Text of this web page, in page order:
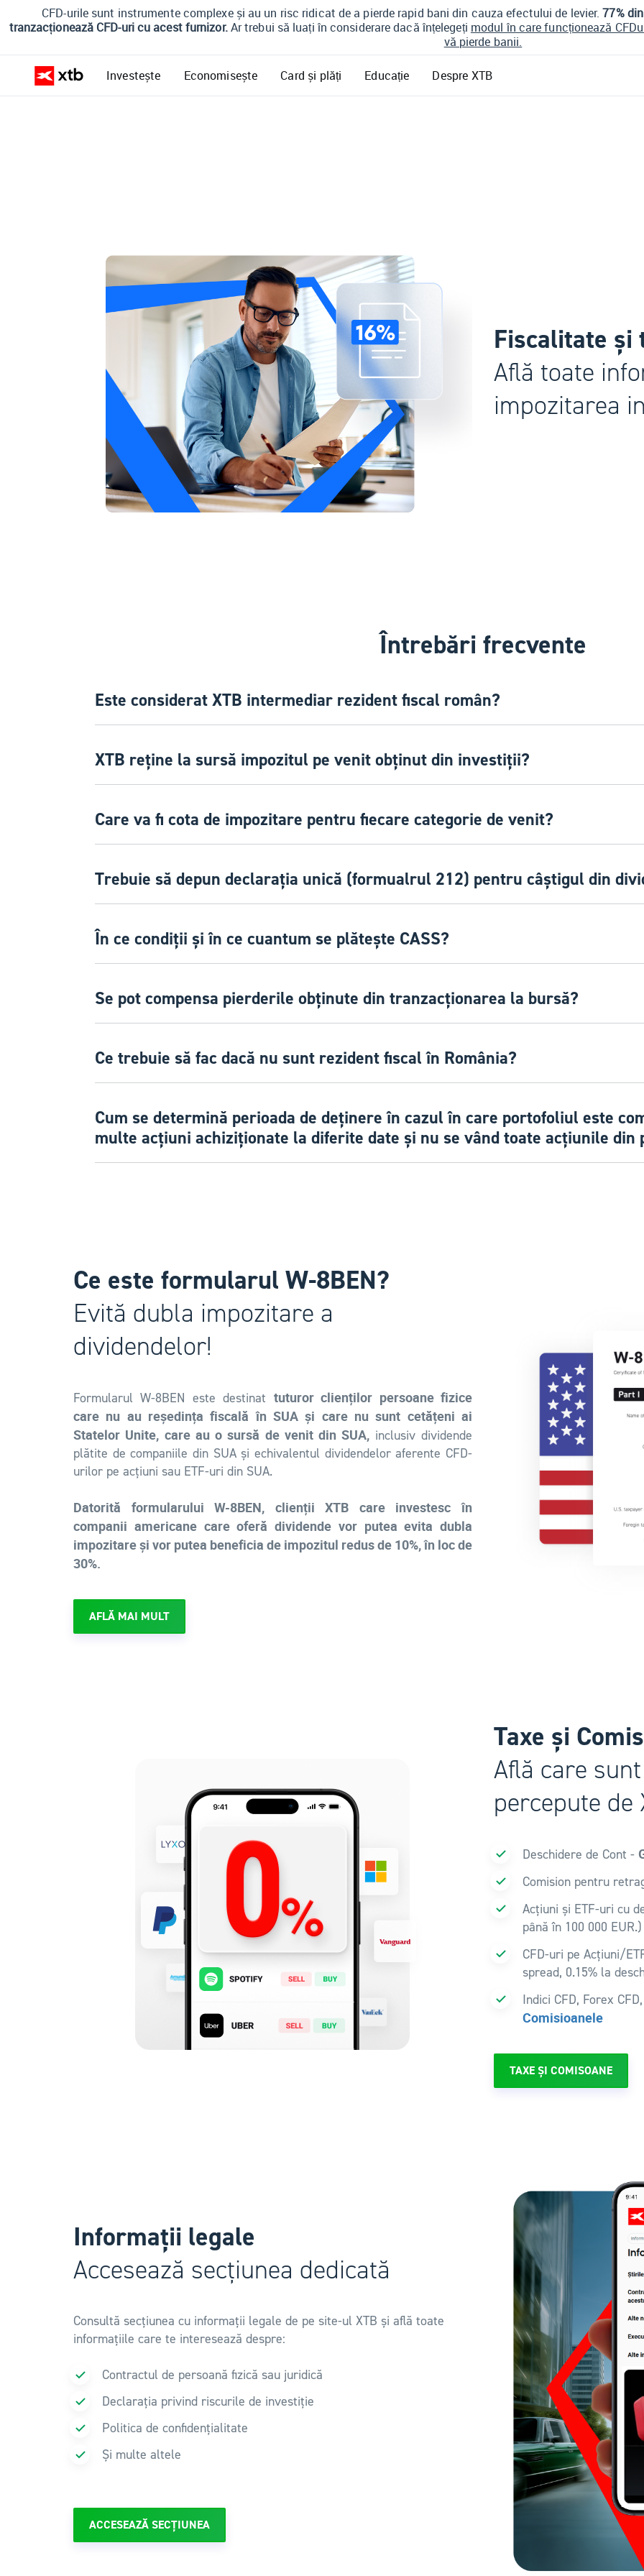
CFD-urile sunt instrumente complexe și au un risc ridicat de a pierde rapid bani din cauza efectului de levier. 77%
tranzacționează CFD-uri cu acest furnizor.Ar trebui să luați în considerare dacă înțelegeți modul în care funcționează
vă pierde banii.
Investește Economisește Card și plăți Educație Despre XTB
Fiscalitate și
Află toate
impozitarea
Întrebări frecvente
Este considerat XTB intermediar rezident fiscal român?
XTB reține la sursă impozitul pe venit obținut din investiții?
Care va fi cota de impozitare pentru fiecare categorie de venit?
Trebuie să depun declarația unică (formualrul 212) pentru câștigul din
În ce condiții și în ce cuantum se plătește CASS?
Se pot compensa pierderile obținute din tranzacționarea la bursă?
Ce trebuie să fac dacă nu sunt rezident fiscal în România?
Cum se determină perioada de deținere în cazul în care portofoliul este
multe acțiuni achiziționate la diferite date și nu se vând toate acțiunile din
Ce este formularul W-8BEN?
Evită dubla impozitare a
dividendelor!
Formularul W-8BEN este destinat tuturor clienților persoane fizice
care nu au reședința fiscală în SUA și care nu sunt cetățeni ai
Statelor Unite, care au o sursă de venit din SUA, inclusiv dividende
plătite de companiile din SUA și echivalentul dividendelor aferente CFD-
urilor pe acțiuni sau ETF-uri din SUA.
Datorită formularului W-8BEN, clienții XTB care investesc în
companii americane care oferă dividende vor putea evita dubla
impozitare și vor putea beneficia de impozitul redus de 10%, în loc de
30%.
AFLĂ MAI MULT
Taxe și
Află care
percepute de
Deschidere de Cont -
Comision pentru
Acțiuni și ETF-uri cu
până în 100 000 EUR.)
CFD-uri pe Acțiuni/
spread, 0.15% la
Indici CFD, Forex
Comisioanele
TAXE ȘI COMISOANE
Informații legale
Accesează secțiunea dedicată
Consultă secțiunea cu informații legale de pe site-ul XTB și află toate
informațiile care te interesează despre:
Contractul de persoană fizică sau juridică
Declarația privind riscurile de investiție
Politica de confidențialitate
Și multe altele
ACCESEAZĂ SECȚIUNEA